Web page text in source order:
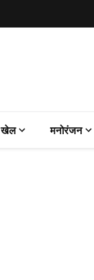
खेल मनोरंजन